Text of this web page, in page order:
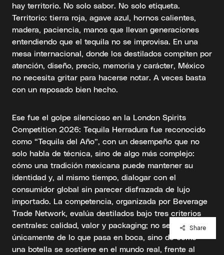
hay territorio. No solo sabor. No solo etiqueta.
Territorio: tierra roja, agave azul, hornos calientes,
madera, paciencia, manos que llevan generaciones
entendiendo que el tequila no se improvisa. En una
mesa internacional, donde los destilados compiten por
atención, diseño, precio, memoria y carácter, México
no necesita gritar para hacerse notar. A veces basta
con un reposado bien hecho.
Ese fue el golpe silencioso en la London Spirits
Competition 2026: Tequila Herradura fue reconocido
como “Tequila del Año”, con un desempeño que no
solo habla de técnica, sino de algo más complejo:
cómo una tradición mexicana puede mantener su
identidad y, al mismo tiempo, dialogar con el
consumidor global sin parecer disfrazada de lujo
importado. La competencia, organizada por Beverage
Trade Network, evalúa destilados bajo tres criterios
centrales: calidad, valor y packaging; no se trata
únicamente de lo que pasa en boca, sino de cómo
una botella se sostiene en el mundo real, frente al
Share